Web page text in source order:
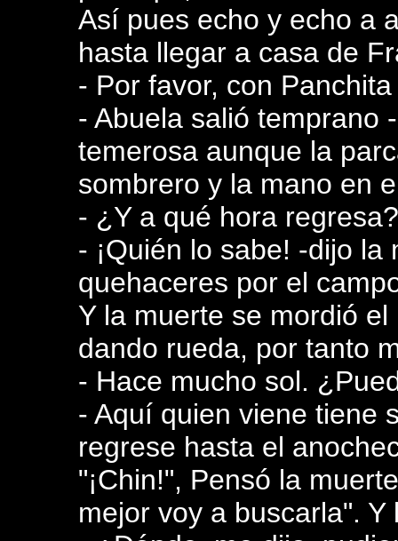
Así pues echo y echo a
hasta llegar a casa de
- Por favor, con
- Abuela salió temprano
temerosa aunque la
sombrero y la mano en
- ¿Y a qué hora
- ¡Quién lo sabe! -dijo
quehaceres por el
Y la muerte se mordió
dando rueda, por tanto
- Hace mucho sol.
- Aquí quien viene tiene
regrese hasta el
"¡Chin!", Pensó la
mejor voy a buscarla".